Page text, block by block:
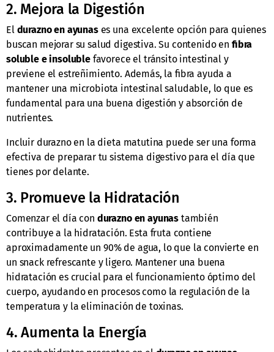
2. Mejora la Digestión
El durazno en ayunases una excelente opción para quienes
buscan mejorar su salud digestiva. Su contenido en fibra
soluble e insolublefavorece el tránsito intestinal y
previene el estreñimiento. Además, la fibra ayuda a
mantener una microbiota intestinal saludable, lo que es
fundamental para una buena digestión y absorción de
nutrientes.
Incluir durazno en la dieta matutina puede ser una forma
efectiva de preparar tu sistema digestivo para el día que
tienes por delante.
3. Promueve la Hidratación
Comenzar el día con durazno en ayunas también
contribuye a la hidratación. Esta fruta contiene
aproximadamente un 90% de agua, lo que la convierte en
un snack refrescante y ligero. Mantener una buena
hidratación es crucial para el funcionamiento óptimo del
cuerpo, ayudando en procesos como la regulación de la
temperatura y la eliminación de toxinas.
4. Aumenta la Energía